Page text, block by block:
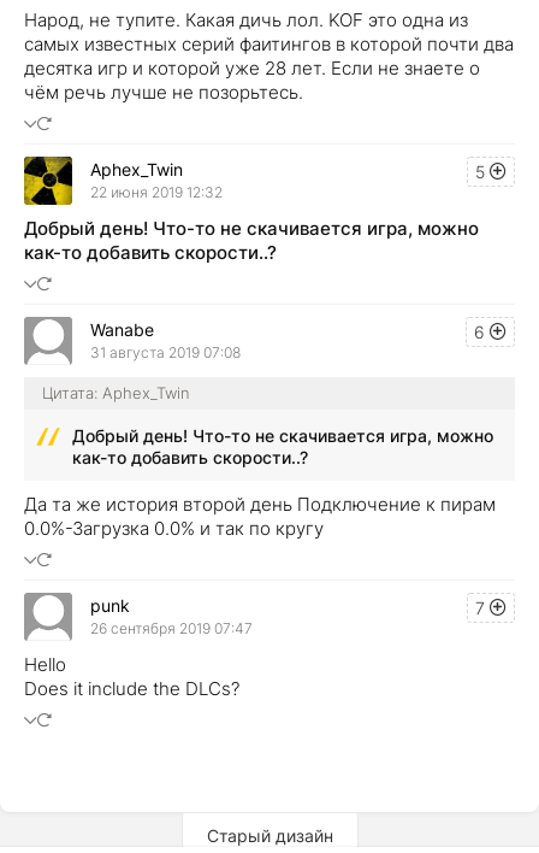
Народ, не тупите. Какая дичь лол. KOF это одна из
самых известных серий фаитингов в которой почти два
десятка игр и которой уже 28 лет. Если не знаете о
чём речь лучше не позорьтесь.
5
Aphex_Twin
22 июня 2019 12:32
Добрый день! Что-то не скачивается игра, можно
как-то добавить скорости..?
6
Wanabe
31 августа 2019 07:08
Цитата: Aphex_Twin
Добрый день! Что-то не скачивается игра, можно
как-то добавить скорости..?
Да та же история второй день Подключение к пирам
0.0%-Загрузка 0.0% и так по кругу
7
punk
26 сентября 2019 07:47
Hello
Does it include the DLCs?
Старый дизайн